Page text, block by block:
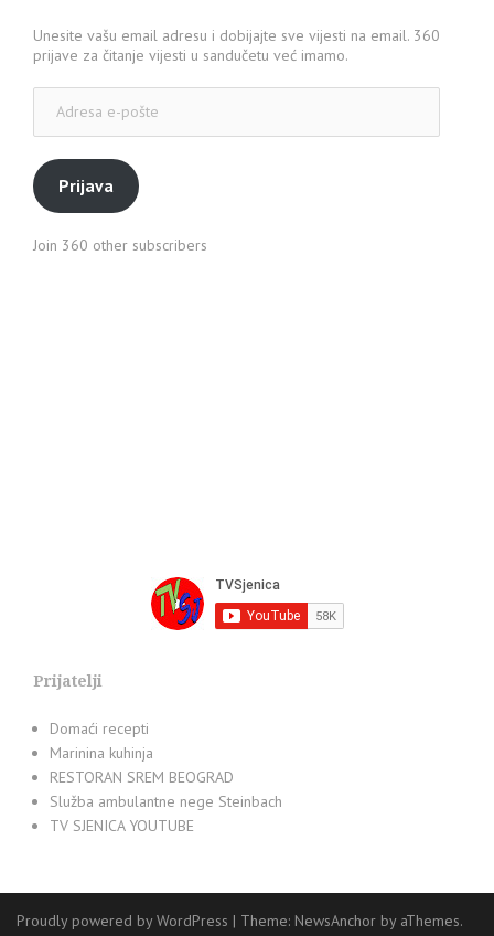
Unesite vašu email adresu i dobijajte sve vijesti na email. 360
prijave za čitanje vijesti u sandučetu već imamo.
pošte
Prijava
Join 360 other subscribers
Prijatelji
Domaći recepti
Marinina kuhinja
RESTORAN SREM BEOGRAD
Služba ambulantne nege Steinbach
TV SJENICA YOUTUBE
Proudly powered by WordPress | Theme: NewsAnchor by aThemes.